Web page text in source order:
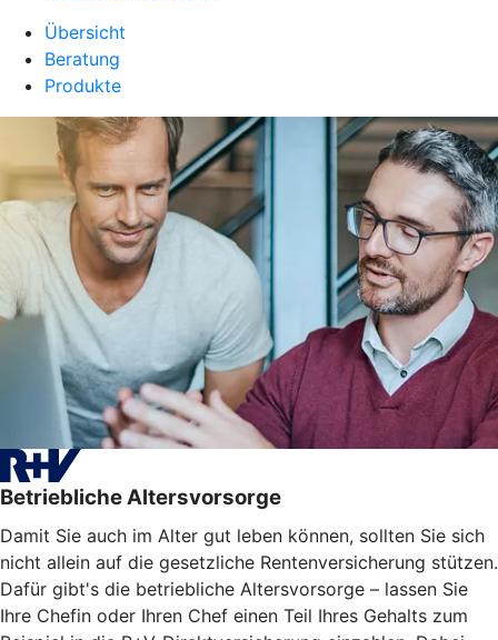
Übersicht
Beratung
Produkte
Betriebliche Altersvorsorge
Damit Sie auch im Alter gut leben können, sollten Sie sich
nicht allein auf die gesetzliche Rentenversicherung stützen.
Dafür gibt's die betriebliche Altersvorsorge – lassen Sie
Ihre Chefin oder Ihren Chef einen Teil Ihres Gehalts zum